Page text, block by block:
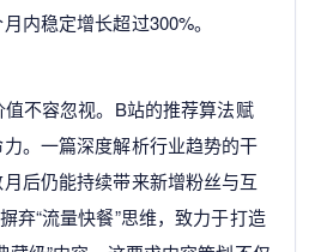
内稳定增长超过300%。
值不容忽视。B站的推荐算法赋
。一篇深度解析行业趋势的干
后仍能持续带来新增粉丝与互
弃“流量快餐”思维，致力于打造